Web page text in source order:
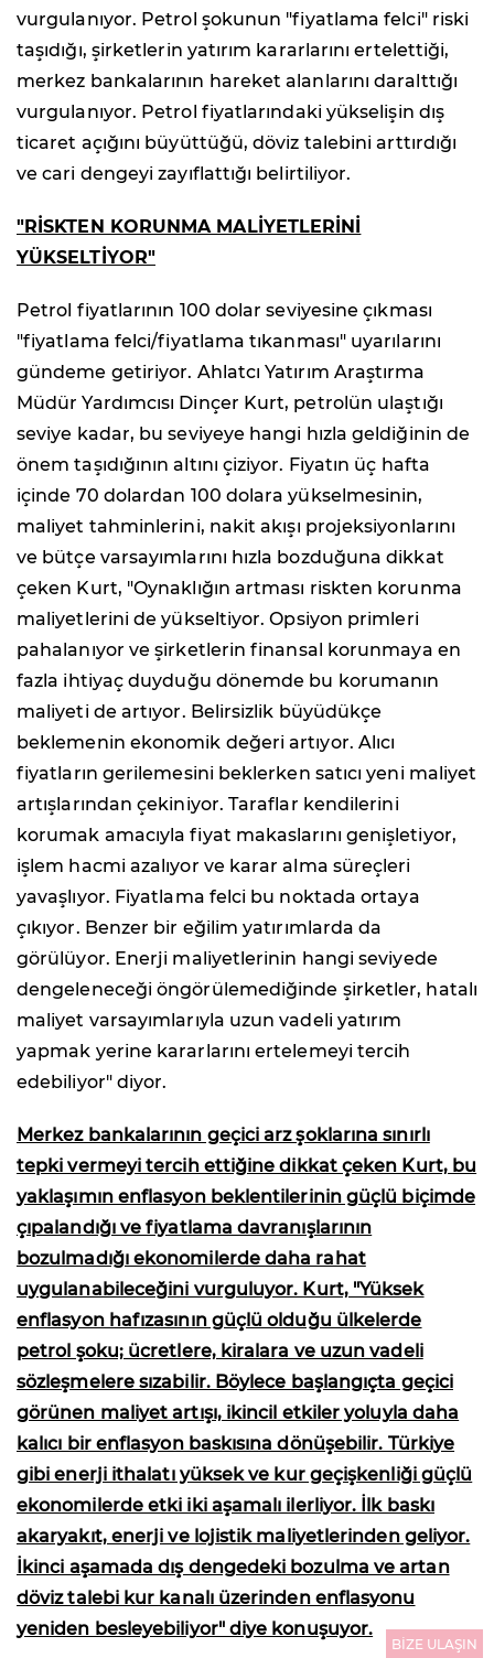
vurgulanıyor. Petrol şokunun "fiyatlama felci" riski
taşıdığı, şirketlerin yatırım kararlarını ertelettiği,
merkez bankalarının hareket alanlarını daralttığı
vurgulanıyor. Petrol fiyatlarındaki yükselişin dış
ticaret açığını büyüttüğü, döviz talebini arttırdığı
ve cari dengeyi zayıflattığı belirtiliyor.
"RİSKTEN KORUNMA MALİYETLERİNİ
YÜKSELTİYOR"
Petrol fiyatlarının 100 dolar seviyesine çıkması
"fiyatlama felci/fiyatlama tıkanması" uyarılarını
gündeme getiriyor. Ahlatcı Yatırım Araştırma
Müdür Yardımcısı Dinçer Kurt, petrolün ulaştığı
seviye kadar, bu seviyeye hangi hızla geldiğinin de
önem taşıdığının altını çiziyor. Fiyatın üç hafta
içinde 70 dolardan 100 dolara yükselmesinin,
maliyet tahminlerini, nakit akışı projeksiyonlarını
ve bütçe varsayımlarını hızla bozduğuna dikkat
çeken Kurt, "Oynaklığın artması riskten korunma
maliyetlerini de yükseltiyor. Opsiyon primleri
pahalanıyor ve şirketlerin finansal korunmaya en
fazla ihtiyaç duyduğu dönemde bu korumanın
maliyeti de artıyor. Belirsizlik büyüdükçe
beklemenin ekonomik değeri artıyor. Alıcı
fiyatların gerilemesini beklerken satıcı yeni maliyet
artışlarından çekiniyor. Taraflar kendilerini
korumak amacıyla fiyat makaslarını genişletiyor,
işlem hacmi azalıyor ve karar alma süreçleri
yavaşlıyor. Fiyatlama felci bu noktada ortaya
çıkıyor. Benzer bir eğilim yatırımlarda da
görülüyor. Enerji maliyetlerinin hangi seviyede
dengeleneceği öngörülemediğinde şirketler, hatalı
maliyet varsayımlarıyla uzun vadeli yatırım
yapmak yerine kararlarını ertelemeyi tercih
edebiliyor" diyor.
Merkez bankalarının geçici arz şoklarına sınırlı
tepki vermeyi tercih ettiğine dikkat çeken Kurt, bu
yaklaşımın enflasyon beklentilerinin güçlü biçimde
çıpalandığı ve fiyatlama davranışlarının
bozulmadığı ekonomilerde daha rahat
uygulanabileceğini vurguluyor. Kurt, "Yüksek
enflasyon hafızasının güçlü olduğu ülkelerde
petrol şoku; ücretlere, kiralara ve uzun vadeli
sözleşmelere sızabilir. Böylece başlangıçta geçici
görünen maliyet artışı, ikincil etkiler yoluyla daha
kalıcı bir enflasyon baskısına dönüşebilir. Türkiye
gibi enerji ithalatı yüksek ve kur geçişkenliği güçlü
ekonomilerde etki iki aşamalı ilerliyor. İlk baskı
akaryakıt, enerji ve lojistik maliyetlerinden geliyor.
İkinci aşamada dış dengedeki bozulma ve artan
döviz talebi kur kanalı üzerinden enflasyonu
yeniden besleyebiliyor" diye konuşuyor.
BİZE ULAŞIN